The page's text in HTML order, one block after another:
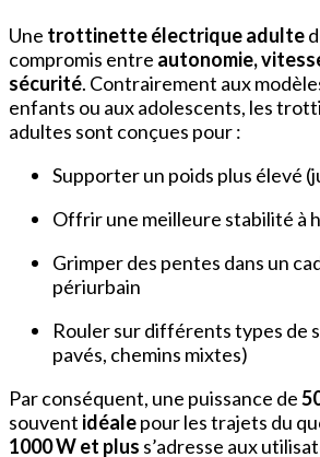
Une trottinette électrique adulte
compromis entre autonomie,
sécurité. Contrairement aux
enfants ou aux adolescents, les
adultes sont conçues pour :
Supporter un poids plus élevé
Offrir une meilleure stabilité à
Grimper des pentes dans un
périurbain
Rouler sur différents types de
pavés, chemins mixtes)
Par conséquent, une puissance de
souvent idéalepour les trajets du
1000 W et plus s’adresse aux